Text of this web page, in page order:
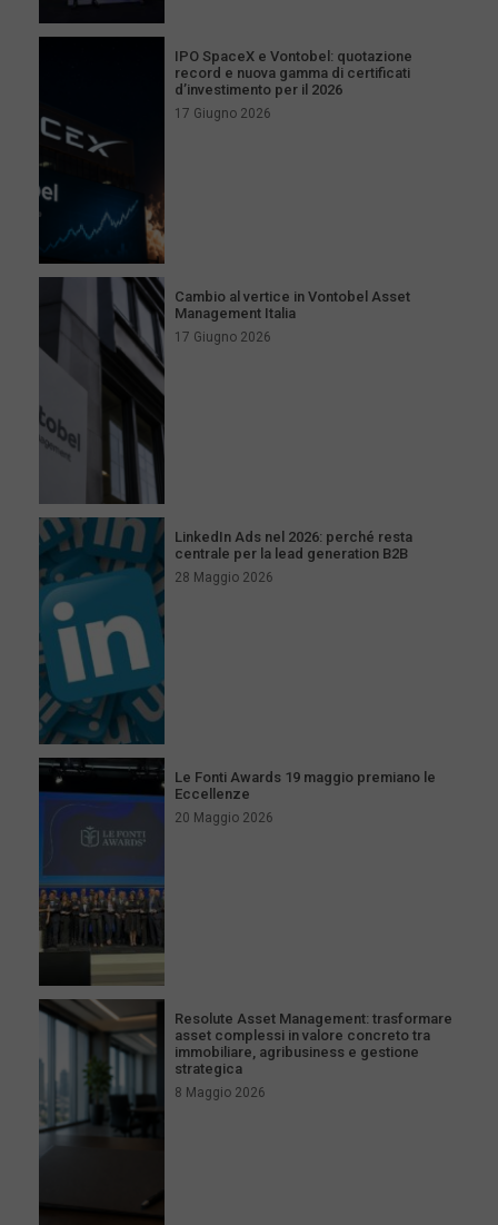
IPO SpaceX e Vontobel: quotazione
record e nuova gamma di certificati
d’investimento per il 2026
17 Giugno 2026
Cambio al vertice in Vontobel Asset
Management Italia
17 Giugno 2026
LinkedIn Ads nel 2026: perché resta
centrale per la lead generation B2B
28 Maggio 2026
Le Fonti Awards 19 maggio premiano le
Eccellenze
20 Maggio 2026
Resolute Asset Management: trasformare
asset complessi in valore concreto tra
immobiliare, agribusiness e gestione
strategica
8 Maggio 2026